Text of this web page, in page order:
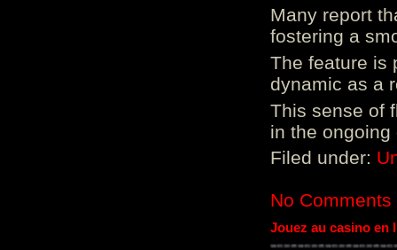
Many report
fostering a
The feature is
dynamic as a
This sense of
in the ongoing
Filed under:
No Comments
Jouez au casino en